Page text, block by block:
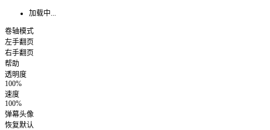
加载中...
卷轴模式
左手翻页
右手翻页
帮助
透明度
100%
速度
100%
弹幕头像
恢复默认